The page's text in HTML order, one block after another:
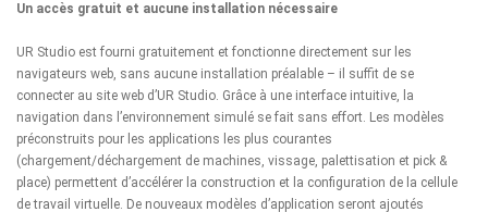
Un accès gratuit et aucune installation nécessaire
UR Studio est fourni gratuitement et fonctionne directement sur les
navigateurs web, sans aucune installation préalable – il suffit de se
connecter au site web d’UR Studio. Grâce à une interface intuitive, la
navigation dans l’environnement simulé se fait sans effort. Les modèles
préconstruits pour les applications les plus courantes
(chargement/déchargement de machines, vissage, palettisation et pick &
place) permettent d’accélérer la construction et la configuration de la cellule
de travail virtuelle. De nouveaux modèles d’application seront ajoutés